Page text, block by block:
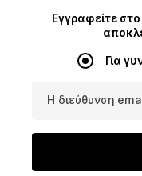
Εγγραφείτε
Για
Η διεύθυνση